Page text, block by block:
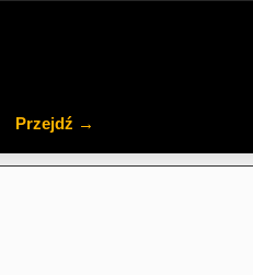
Przejdź →